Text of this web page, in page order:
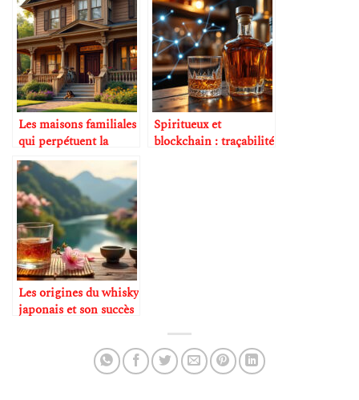
Les maisons familiales
qui perpétuent la
tradition
Spiritueux et
blockchain : traçabilité
Les origines du whisky
japonais et son succès